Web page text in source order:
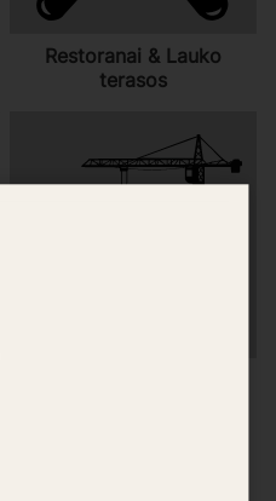
Restoranai & Lauko
terasos